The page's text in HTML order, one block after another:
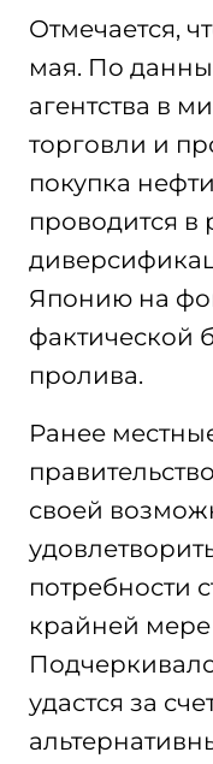
Отмечается,
мая. По
агентства в
торговли и
покупка
проводится в
Японию на
фактической
пролива.
Ранее
своей
потребности
крайней мере
удастся за